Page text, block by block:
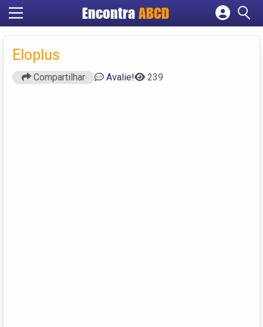
EncontraABCD
Cadastrar empresa
Eloplus
Compartilhar Avalie! 239